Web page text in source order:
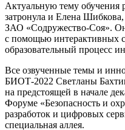
Актуальную тему обучения
затронула и Елена
ЗАО «Содружество-Соя».
с помощью интерактивных
образовательный процесс
Все озвученные темы и
БИОТ-2022 Светланы
на предстоящей в начале
Форуме «Безопасность и
разработок и цифровых
специальная аллея.